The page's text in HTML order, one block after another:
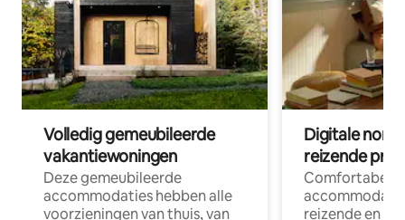
Volledig gemeubileerde
vakantiewoningen
Deze gemeubileerde
accommodaties hebben alle
voorzieningen van thuis, van
Digitale
reizende
Comfortabele
reizende en